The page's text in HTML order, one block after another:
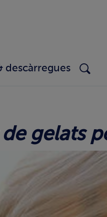
descàrregues
gelats